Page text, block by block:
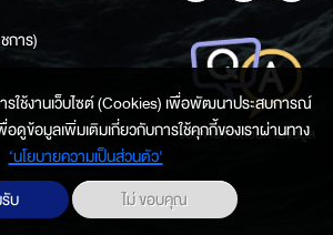
การ)
ช่องทางการสอบถามข้อมูล
รใช้งานเว็บไซต์ (Cookies) เพื่อพัฒนาประสบการณ์
ดูข้อมูลเพิ่มเติมเกี่ยวกับการใช้คุกกี้ของเราผ่านทาง
‘นโยบายความเป็นส่วนตัว'
บ
ไม่ ขอบคุณ